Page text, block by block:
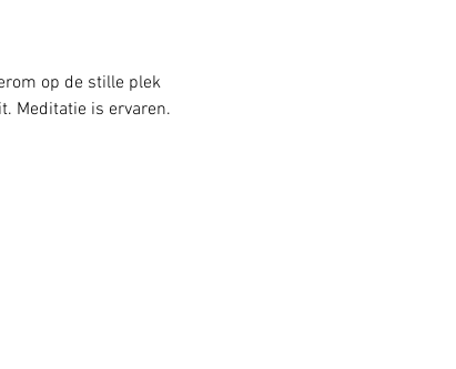
op de stille plek
Meditatie is ervaren.